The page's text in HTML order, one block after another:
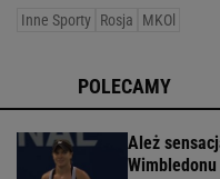
Inne Sporty Rosja MKOl
POLECAMY
Ależ